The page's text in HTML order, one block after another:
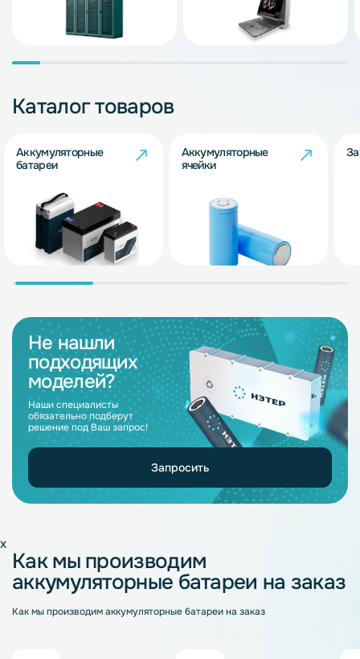
Каталог товаров
Аккумуляторные
батареи
Аккумуляторные
ячейки
Не нашли
подходящих
моделей?
Наши специалисты
обязательно подберут
решение под Ваш запрос!
Запросить
x
Как мы производим
аккумуляторные батареи на заказ
Как мы производим аккумуляторные батареи на заказ